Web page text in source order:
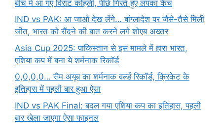
बीच में आ गए विराट कोहली, पीछे गिरते हुए लपका कैच
IND vs PAK: आ जाओ देख लेंगे… बांग्लादेश पर जैसे-तैसे मिली
जीत, भारत को रौंदने की बात करने लगे शोएब अख्तर
Asia Cup 2025: पाकिस्तान से इस मामले में हारा भारत,
एशिया कप में बना ये शर्मनाक रिकॉर्ड
0,0,0,0… सैम अयूब का शर्मनाक वर्ल्ड रिकॉर्ड, क्रिकेट के
इतिहास में पहली बार हुआ ऐसा
IND vs PAK Final: बदल गया एशिया कप का इतिहास, पहली
बार खेला जाएगा ऐसा फाइनल